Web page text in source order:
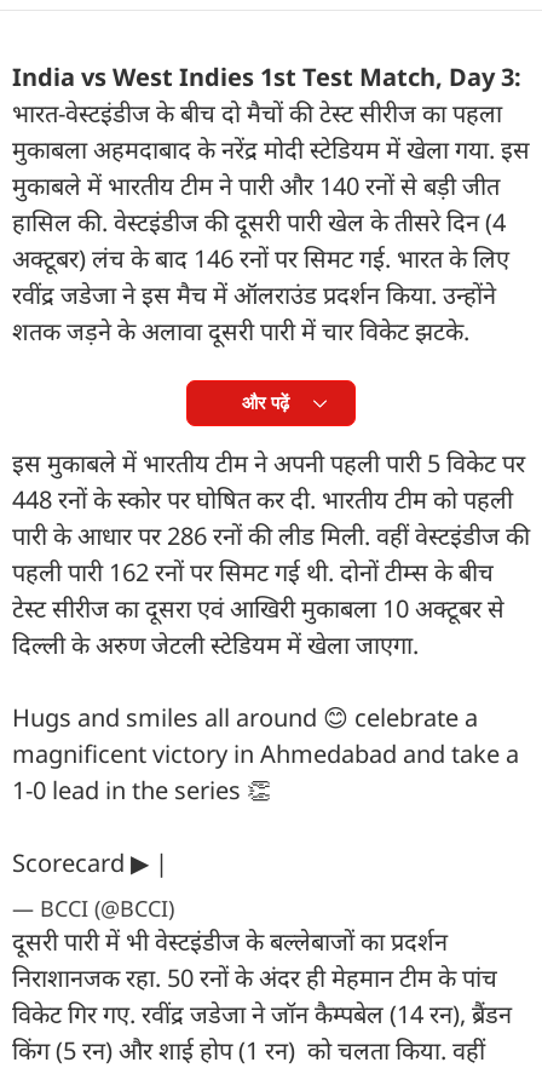
India vs West Indies 1st Test Match, Day 3:
भारत-वेस्टइंडीज के बीच दो मैचों की टेस्ट सीरीज का पहला
मुकाबला अहमदाबाद के नरेंद्र मोदी स्टेडियम में खेला गया. इस
मुकाबले में भारतीय टीम ने पारी और 140 रनों से बड़ी जीत
हासिल की. वेस्टइंडीज की दूसरी पारी खेल के तीसरे दिन (4
अक्टूबर) लंच के बाद 146 रनों पर सिमट गई. भारत के लिए
रवींद्र जडेजा ने इस मैच में ऑलराउंड प्रदर्शन किया. उन्होंने
शतक जड़ने के अलावा दूसरी पारी में चार विकेट झटके.
और पढ़ें
इस मुकाबले में भारतीय टीम ने अपनी पहली पारी 5 विकेट पर
448 रनों के स्कोर पर घोषित कर दी. भारतीय टीम को पहली
पारी के आधार पर 286 रनों की लीड मिली. वहीं वेस्टइंडीज की
पहली पारी 162 रनों पर सिमट गई थी. दोनों टीम्स के बीच
टेस्ट सीरीज का दूसरा एवं आखिरी मुकाबला 10 अक्टूबर से
दिल्ली के अरुण जेटली स्टेडियम में खेला जाएगा.
Hugs and smiles all around 😊 celebrate a
magnificent victory in Ahmedabad and take a
1-0 lead in the series 👏
Scorecard ▶ |
— BCCI (@BCCI)
दूसरी पारी में भी वेस्टइंडीज के बल्लेबाजों का प्रदर्शन
निराशानजक रहा. 50 रनों के अंदर ही मेहमान टीम के पांच
विकेट गिर गए. रवींद्र जडेजा ने जॉन कैम्पबेल (14 रन), ब्रैंडन
किंग (5 रन) और शाई होप (1 रन) को चलता किया. वहीं